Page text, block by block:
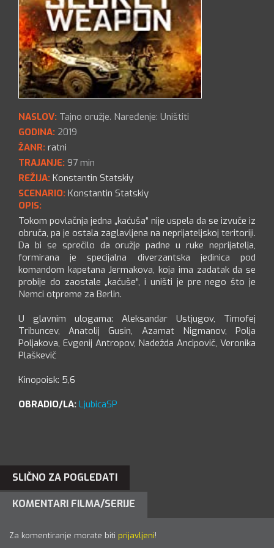
NASLOV: Tajno oružje. Naređenje: Uništiti
GODINA: 2019
ŽANR: ratni
TRAJANJE: 97 min
REŽIJA: Konstantin Statskiy
SCENARIO: Konstantin Statskiy
OPIS:
Tokom povlačnja jedna „kaćuša“ nije uspela da se izvuče iz
obruča, pa je ostala zaglavljena na neprijateljskoj teritoriji.
Da bi se sprečilo da oružje padne u ruke neprijatelja,
formirana je specijalna diverzantska jedinica pod
komandom kapetana Jermakova, koja ima zadatak da se
probije do zaostale „kaćuše“, i uništi je pre nego što je
Nemci otpreme za Berlin.
U glavnim ulogama: Aleksandar Ustjugov, Timofej
Tribuncev, Anatolij Gusin, Azamat Nigmanov, Polja
Poljakova, Evgenij Antropov, Nadežda Ancipovič, Veronika
Plaškevič
Kinopoisk: 5,6
OBRADIO/LA: LjubicaSP
SLIČNO ZA POGLEDATI
KOMENTARI FILMA/SERIJE
Za komentiranje morate biti prijavljeni!